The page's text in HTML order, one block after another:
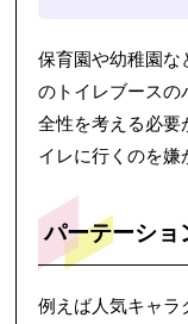
保育園や幼稚園な
のトイレブースの
全性を考える必要
イレに行くのを嫌
パーテーショ
例えば人気キャラ